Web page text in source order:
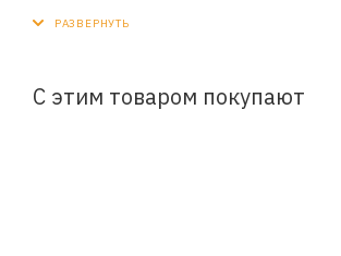
Используется в автоматических
С этим товаром покупают